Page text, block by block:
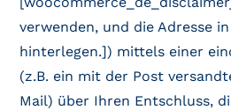
verwenden, und die Adresse
hinterlegen.]) mittels einer
(z.B. ein mit der Post
Mail) über Ihren Entschluss,